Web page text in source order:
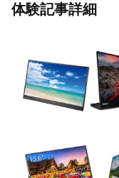
体験記事詳細